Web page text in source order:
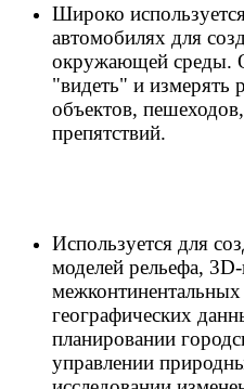
Широко
автомобилях для
окружающей среды.
"видеть" и измерять
объектов,
препятствий.
Используется для
моделей рельефа, 3D-
географических
планировании
управлении